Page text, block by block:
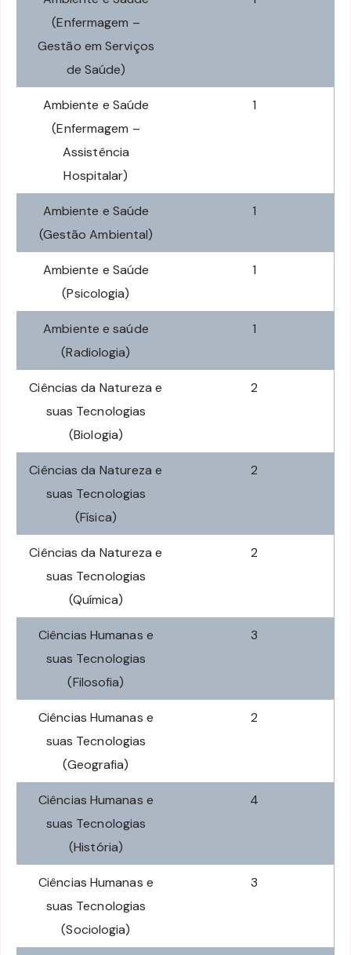
(Enfermagem –
Gestão em Serviços
de Saúde)
Ambiente e Saúde
(Enfermagem –
Assistência
Hospitalar)
1
Ambiente e Saúde
(Gestão Ambiental)
1
Ambiente e Saúde
(Psicologia)
1
Ambiente e saúde
(Radiologia)
1
Ciências da Natureza e
suas Tecnologias
(Biologia)
2
Ciências da Natureza e
suas Tecnologias
(Física)
2
Ciências da Natureza e
suas Tecnologias
(Química)
2
Ciências Humanas e
suas Tecnologias
(Filosofia)
3
Ciências Humanas e
suas Tecnologias
(Geografia)
2
Ciências Humanas e
suas Tecnologias
(História)
4
Ciências Humanas e
suas Tecnologias
(Sociologia)
3